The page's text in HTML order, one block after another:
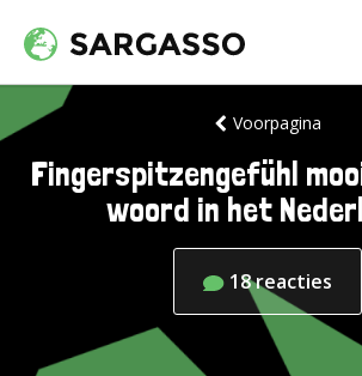
Voorpagina
Fingerspitzengefühl
woord in het
18reacties